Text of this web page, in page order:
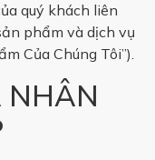
quý khách liên
phẩm và dịch vụ
Của Chúng Tôi”).
NHÂN